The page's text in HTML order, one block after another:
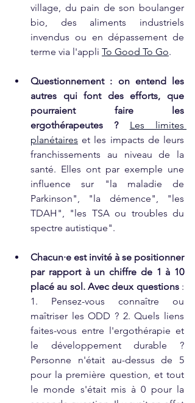
village, du pain de son boulanger
bio, des aliments industriels
invendus ou en dépassement de
terme via l'appli To Good To Go.
Questionnement : on entend les
autres qui font des efforts, que
pourraient faire les
ergothérapeutes ?
Les limites
planétaires et les impacts de leurs
franchissements au niveau de la
santé. Elles ont par exemple une
influence sur "la maladie de
Parkinson", "la démence", "les
TDAH", "les TSA ou troubles du
spectre autistique".
Chacun·e est invité à se positionner
par rapport à un chiffre de 1 à 10
placé au sol. Avec deux questions :
1. Pensez-vous connaître ou
maîtriser les ODD ? 2. Quels liens
faites-vous entre l'ergothérapie et
le développement durable ?
Personne n'était au-dessus de 5
pour la première question, et tout
le monde s'était mis à 0 pour la